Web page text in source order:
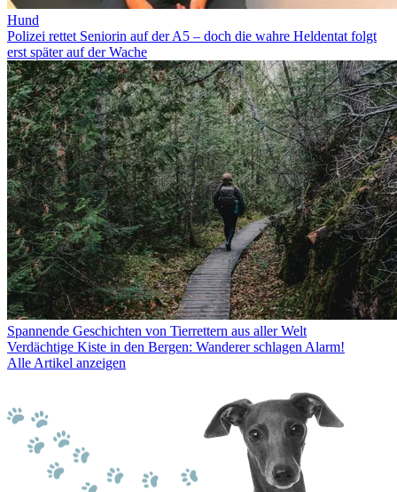
Hund
Polizei rettet Seniorin auf der A5 – doch die wahre Heldentat folgt
erst später auf der Wache
Spannende Geschichten von Tierrettern aus aller Welt
Verdächtige Kiste in den Bergen: Wanderer schlagen Alarm!
Alle Artikel anzeigen